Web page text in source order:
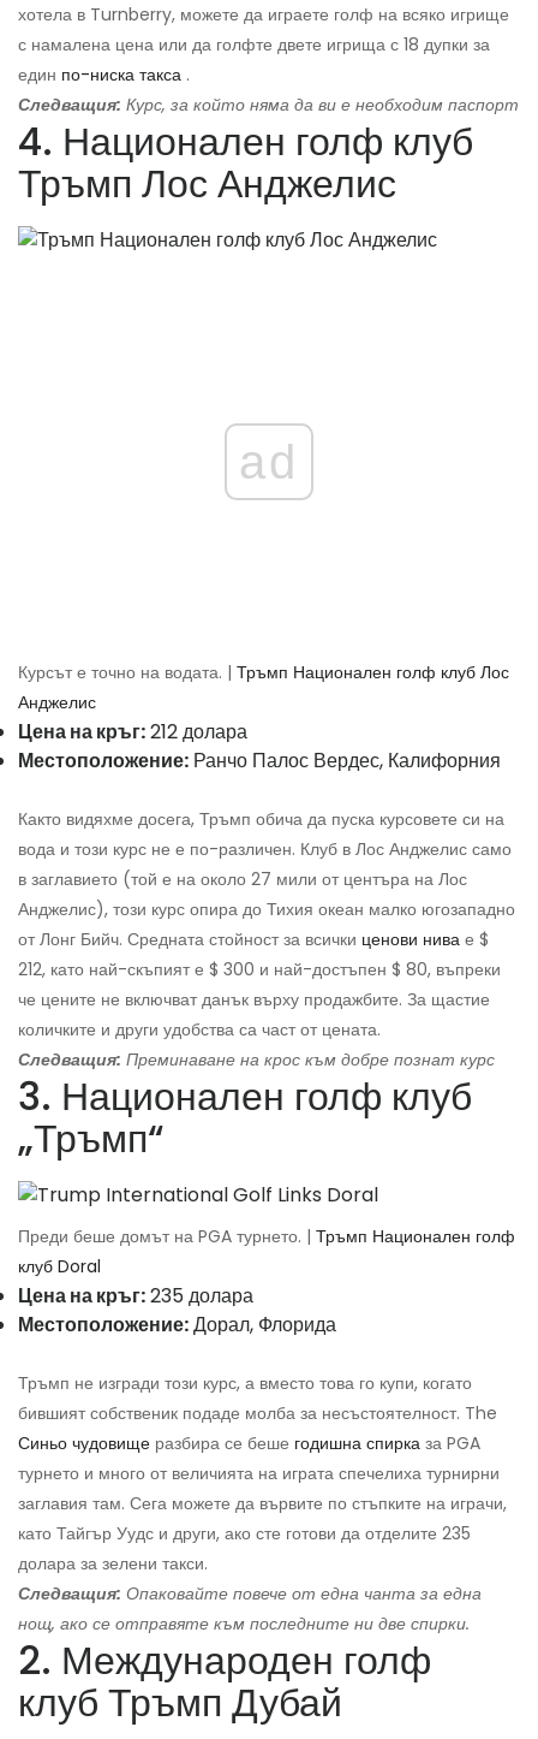
хотела в Turnberry, можете да играете голф на всяко игрище
с намалена цена или да голфте двете игрища с 18 дупки за
един по-ниска такса .
Следващия: Курс, за който няма да ви е необходим паспорт
4. Национален голф клуб
Тръмп Лос Анджелис
ad
Курсът е точно на водата. | Тръмп Национален голф клуб Лос
Анджелис
Цена на кръг:212 долара
Местоположение: Ранчо Палос Вердес, Калифорния
Както видяхме досега, Тръмп обича да пуска курсовете си на
вода и този курс не е по-различен. Клуб в Лос Анджелис само
в заглавието (той е на около 27 мили от центъра на Лос
Анджелис), този курс опира до Тихия океан малко югозападно
от Лонг Бийч. Средната стойност за всички ценови нива е $
212, като най-скъпият е $ 300 и най-достъпен $ 80, въпреки
че цените не включват данък върху продажбите. За щастие
количките и други удобства са част от цената.
Следващия: Преминаване на крос към добре познат курс
3. Национален голф клуб
„Тръмп“
Преди беше домът на PGA турнето. | Тръмп Национален голф
клуб Doral
Цена на кръг:235 долара
Местоположение:Дорал, Флорида
Тръмп не изгради този курс, а вместо това го купи, когато
бившият собственик подаде молба за несъстоятелност. The
Синьо чудовище разбира се беше годишна спирка за PGA
турнето и много от величията на играта спечелиха турнирни
заглавия там. Сега можете да вървите по стъпките на играчи,
като Тайгър Уудс и други, ако сте готови да отделите 235
долара за зелени такси.
Следващия: Опаковайте повече от една чанта за една
нощ, ако се отправяте към последните ни две спирки.
2. Международен голф
клуб Тръмп Дубай